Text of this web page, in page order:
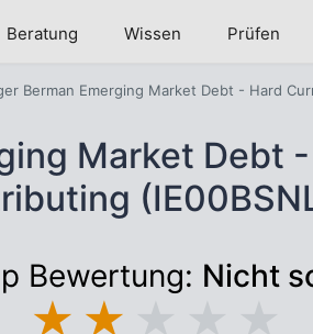
Beratung Wissen Prüfen
Berman Emerging Market Debt - Hard
Market Debt
Bewertung: Nicht
★ ★